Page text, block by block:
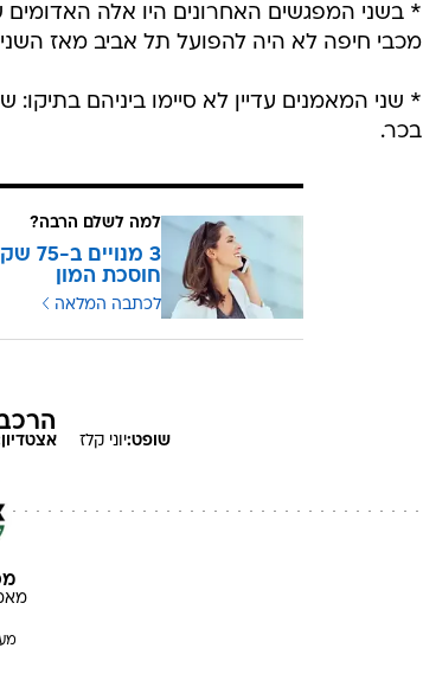
* בשני המפגשים האחרונים היו אלה
מכבי חיפה לא היה להפועל תל אביב מאז השנים 2010-
* שני המאמנים עדיין לא סיימו ביניהם
בכר.
למה לשלם הרבה?
3
חוסכת המון
לכתבה המלאה
שופט:יוני קלז